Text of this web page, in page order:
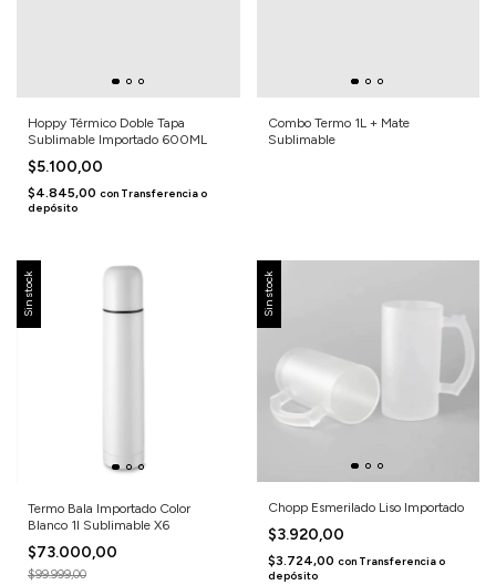
Hoppy Térmico Doble Tapa
Sublimable Importado 600ML
$5.100,00
$4.845,00 con Transferencia o
depósito
Combo Termo 1L + Mate
Sublimable
Sin stock
Termo Bala Importado Color
Blanco 1l Sublimable X6
$73.000,00
$99.999,00
Sin stock
Chopp Esmerilado Liso Importado
$3.920,00
$3.724,00 con Transferencia o
depósito